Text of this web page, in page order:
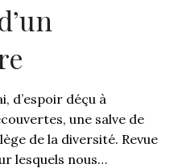
d’espoir déçu à
une salve de
de la diversité. Revue
lesquels nous…